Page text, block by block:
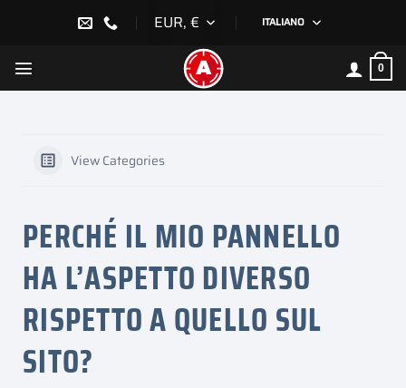
EUR, € ITALIANO
0
View Categories
PERCHÉ IL MIO PANNELLO
HA L’ASPETTO DIVERSO
RISPETTO A QUELLO SUL
SITO?